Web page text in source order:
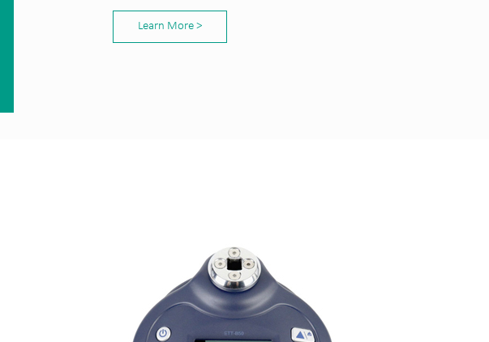
Learn More >